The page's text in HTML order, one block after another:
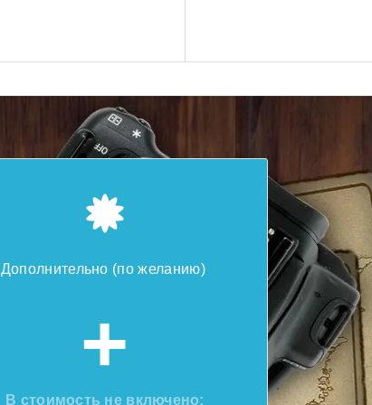
Дополнительно (по желанию)
+
В стоимость не включено: